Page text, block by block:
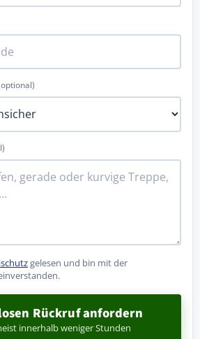
gelesen und bin mit der
Rückruf anfordern
innerhalb weniger Stunden